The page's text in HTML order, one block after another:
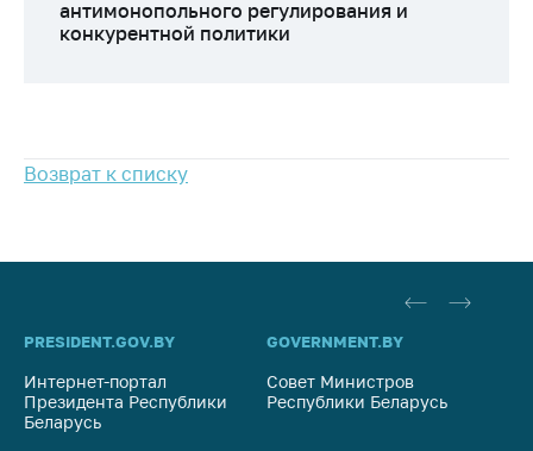
нарушения
антимонопольного
Общественное
Упрощение условий
Рекомендации по
предотвращению
антимонопольного регулирования и
конкурентной политики
Возврат к списку
PRESIDENT.GOV.BY
Интернет-портал
Президента Республики
Беларусь
GOVERNMENT.BY
Совет Министров
Республики Беларусь